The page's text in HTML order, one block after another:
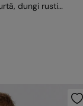
Cămașă cu mânecă scurtă, dungi rustice